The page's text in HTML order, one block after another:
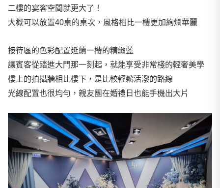
二樓的宴客空間就更大了！
大概可以放置40桌的桌次，風格相比一樓更加絢爛華麗
接待區的色彩配置延續一樓的精緻藍
讓賓客從踏進大門那一刻起，就能享受非常棧的輕奢美學
樓上的拍攝牆相比樓下，是比較輕鬆活潑的路線
光線配置也很均勻，親友團在婚禮日也能手機出大片